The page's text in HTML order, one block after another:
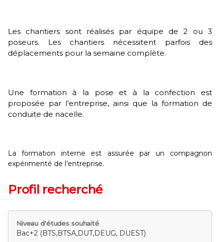
Les chantiers sont réalisés par équipe de 2 ou 3
poseurs. Les chantiers nécessitent parfois des
déplacements pour la semaine complète.
Une formation à la pose et à la confection est
proposée par l’entreprise, ainsi que la formation de
conduite de nacelle.
La formation interne est assurée par un compagnon
expérimenté de l’entreprise.
Profil recherché
Niveau d'études souhaité
Bac+2 (BTS,BTSA,DUT,DEUG, DUEST)